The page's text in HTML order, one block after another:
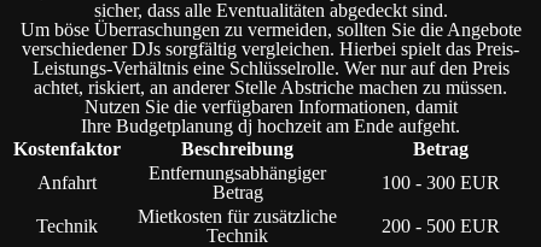
sicher, dass alle Eventualitäten abgedeckt sind.
Um böse Überraschungen zu vermeiden, sollten Sie die Angebote
verschiedener DJs sorgfältig vergleichen. Hierbei spielt das Preis-
Leistungs-Verhältnis eine Schlüsselrolle. Wer nur auf den Preis
achtet, riskiert, an anderer Stelle Abstriche machen zu müssen.
Nutzen Sie die verfügbaren Informationen, damit
Ihre Budgetplanung dj hochzeit am Ende aufgeht.
Kostenfaktor
Beschreibung
Betrag
Anfahrt
Entfernungsabhängiger
Betrag
100 - 300 EUR
Technik
Mietkosten für zusätzliche
Technik
200 - 500 EUR